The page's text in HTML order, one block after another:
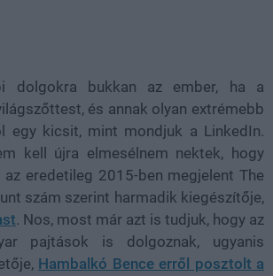
dolgokra bukkan az ember, ha a
és annak olyan extrémebb
egy kicsit, mint mondjuk a LinkedIn.
kell újra elmesélnem nektek, hogy
eredetileg 2015-ben megjelent The
szám szerint harmadik kiegészítője,
. Nos, most már azt is tudjuk, hogy az
pajtások is dolgoznak, ugyanis
Hambalkó Bence erről posztolt a